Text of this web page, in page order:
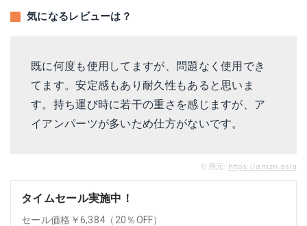
気になるレビューは？
既に何度も使用してますが、問題なく使用でき
てます。安定感もあり耐久性もあると思いま
す。持ち運び時に若干の重さを感じますが、ア
イアンパーツが多いため仕方がないです。
引用元: https://amzn.asia
タイムセール実施中！
セール価格￥6,384（20％OFF）